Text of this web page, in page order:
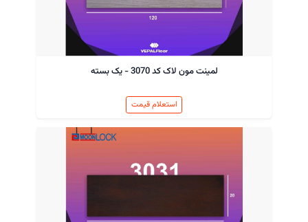
لمینت مون لاک کد 3070 - یک بسته
استعلام قیمت